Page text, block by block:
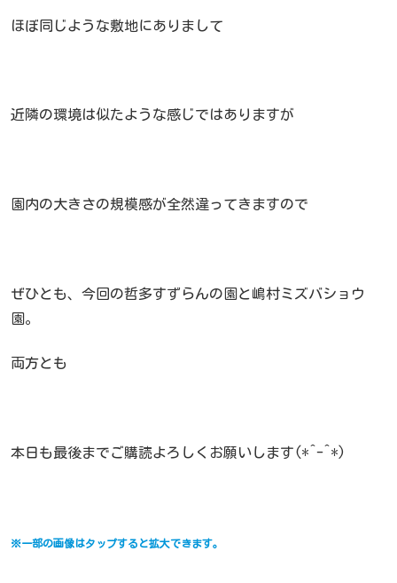
ほぼ同じような敷地にありまして
近隣の環境は似たような感じではありますが
園内の大きさの規模感が全然違ってきますので
ぜひとも、今回の哲多すずらんの園と嶋村ミズバショウ
園。
両方とも
本日も最後までご購読よろしくお願いします(*^-^*)
※一部の画像はタップすると拡大できます。